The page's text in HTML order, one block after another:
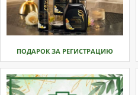
ПОДАРОК ЗА РЕГИСТРАЦИЮ